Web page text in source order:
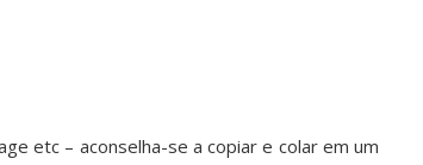
etc – aconselha-se a copiar e colar em um